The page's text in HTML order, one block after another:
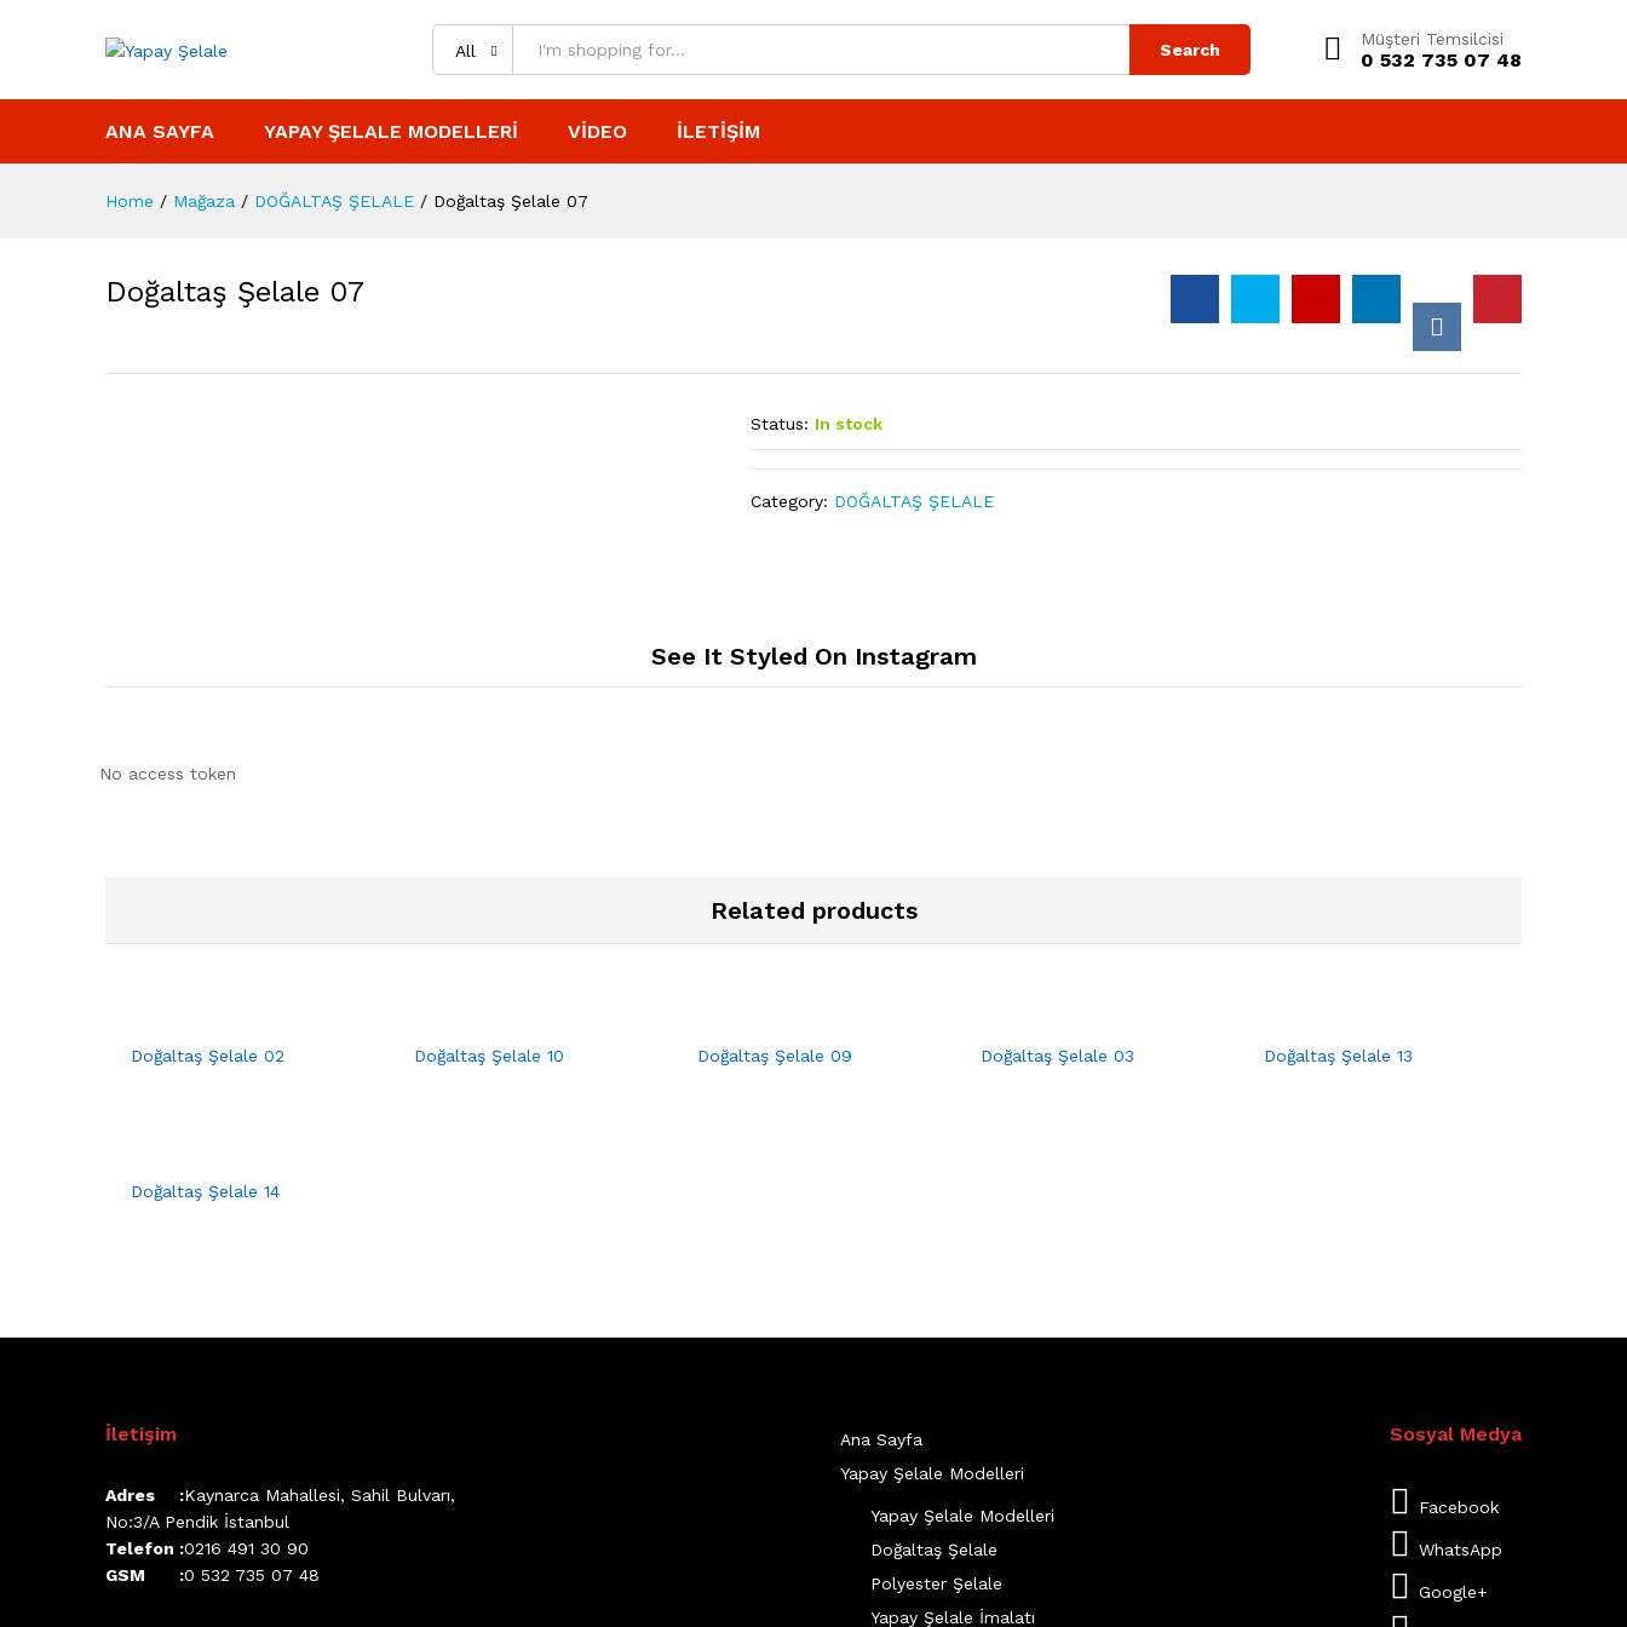
All Search
Müşteri Temsilcisi
0 532 735 07 48
ANA SAYFA YAPAY ŞELALE MODELLERI VIDEO İLETIŞIM
Home / Mağaza / DOĞALTAŞ ŞELALE / Doğaltaş Şelale 07
Doğaltaş Şelale 07
Status: In stock
Category: DOĞALTAŞ ŞELALE
See It Styled On Instagram
No access token
Related products
Doğaltaş Şelale 02 Doğaltaş Şelale 10 Doğaltaş Şelale 09 Doğaltaş Şelale 03 Doğaltaş Şelale 13
Doğaltaş Şelale 14
İletişim
Adres :Kaynarca Mahallesi, Sahil Bulvarı,
No:3/A Pendik İstanbul
Telefon :0216 491 30 90
GSM :0 532 735 07 48
Ana Sayfa
Yapay Şelale Modelleri
Yapay Şelale Modelleri
Doğaltaş Şelale
Polyester Şelale
Yapay Şelale İmalatı
Sosyal Medya
Facebook
WhatsApp
Google+